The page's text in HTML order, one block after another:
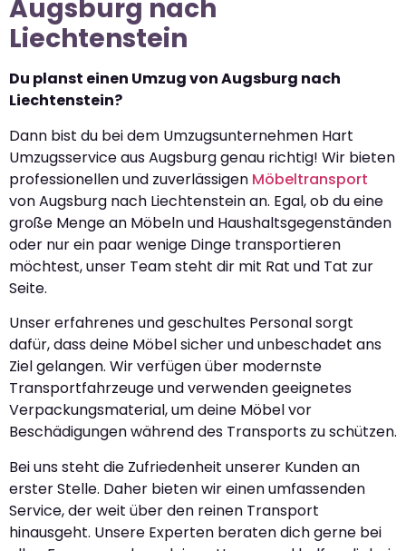
Augsburg nach
Liechtenstein
Du planst einen Umzug von Augsburg nach
Liechtenstein?
Dann bist du bei dem Umzugsunternehmen Hart
Umzugsservice aus Augsburg genau richtig! Wir bieten
professionellen und zuverlässigen Möbeltransport
von Augsburg nach Liechtenstein an. Egal, ob du eine
große Menge an Möbeln und Haushaltsgegenständen
oder nur ein paar wenige Dinge transportieren
möchtest, unser Team steht dir mit Rat und Tat zur
Seite.
Unser erfahrenes und geschultes Personal sorgt
dafür, dass deine Möbel sicher und unbeschadet ans
Ziel gelangen. Wir verfügen über modernste
Transportfahrzeuge und verwenden geeignetes
Verpackungsmaterial, um deine Möbel vor
Beschädigungen während des Transports zu schützen.
Bei uns steht die Zufriedenheit unserer Kunden an
erster Stelle. Daher bieten wir einen umfassenden
Service, der weit über den reinen Transport
hinausgeht. Unsere Experten beraten dich gerne bei